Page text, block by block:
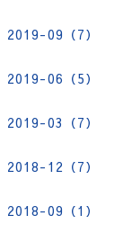
2019-09（7）
2019-06（5）
2019-03（7）
2018-12（7）
2018-09（1）